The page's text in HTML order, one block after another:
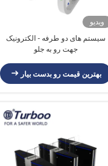
ویدیو
سیستم های دو طرفه - الکترونیک
جهت رو به جلو
بهترین قیمت رو بدست بیار